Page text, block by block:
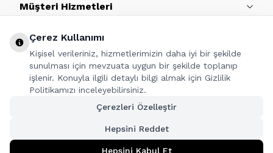
Müşteri Hizmetleri
Sözleşmeler
BİZE ULAŞIN
Çerez Kullanımı
Kişisel verileriniz, hizmetlerimizin daha iyi bir şekilde
sunulması için mevzuata uygun bir şekilde toplanıp
işlenir. Konuyla ilgili detaylı bilgi almak için Gizlilik
Politikamızı inceleyebilirsiniz.
Çerezleri Özelleştir
Hepsini Reddet
Hepsini Kabul Et